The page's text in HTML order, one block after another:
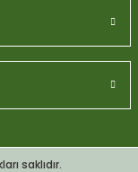
10 Litre
saklıdır.